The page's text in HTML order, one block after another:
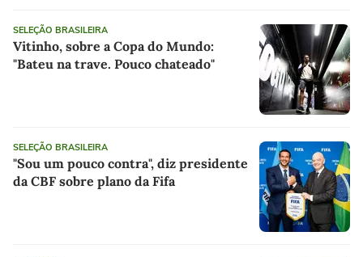
SELEÇÃO BRASILEIRA
Vitinho, sobre a Copa do Mundo:
"Bateu na trave. Pouco chateado"
SELEÇÃO BRASILEIRA
"Sou um pouco contra", diz presidente
da CBF sobre plano da Fifa